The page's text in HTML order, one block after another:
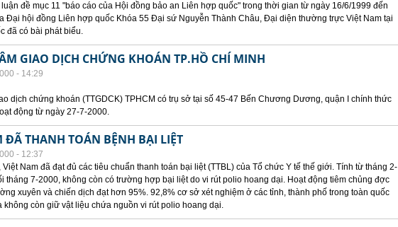
đề mục 11 "báo cáo của Hội đồng bảo an Liên hợp quốc" trong thời gian từ ngày 16/6/1999 đến
Đại hội đồng Liên hợp quốc Khóa 55 Đại sứ Nguyễn Thành Châu, Đại diện thường trực Việt Nam tại
đã có bài phát biểu.
GIAO DỊCH CHỨNG KHOÁN TP.HỒ CHÍ MINH
- 14:29
dịch chứng khoán (TTGDCK) TPHCM có trụ sở tại số 45-47 Bến Chương Dương, quận I chính thức
động từ ngày 27-7-2000.
ĐÃ THANH TOÁN BỆNH BẠI LIỆT
- 12:37
Việt Nam đã đạt đủ các tiêu chuẩn thanh toán bại liệt (TTBL) của Tổ chức Y tế thế giới. Tính từ tháng 2-
tháng 7-2000, không còn có trường hợp bại liệt do vi rút polio hoang dại. Hoạt động tiêm chủng đợc
xuyên và chiến dịch đạt hơn 95%. 92,8% cơ sở xét nghiệm ở các tỉnh, thành phố trong toàn quốc
không còn giữ vật liệu chứa nguồn vi rút polio hoang dại.